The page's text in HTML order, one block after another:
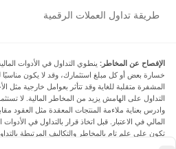
طريقة تداول العملات الرقمية
الإفصاح عن المخاطر: ينطوي التداول في الأدوات
خسارة بعض أو كل مبلغ استثمارك، وقد لا يكون مناسبًا
المشفرة متقلبة للغاية وقد تتأثر بعوامل خارجية مثل
التداول على الهامش يزيد من المخاطر المالية. لا
وادرس بعناية ملاءمة المنتجات المعقدة مثل
المالي في الاعتبار. قبل اتخاذ قرار بالتداول في
تكون على علم تام بالمخاطر والتكاليف المرتبطة
في أهدافك الاستثمارية ومستوى خبرتك ورغبتك في